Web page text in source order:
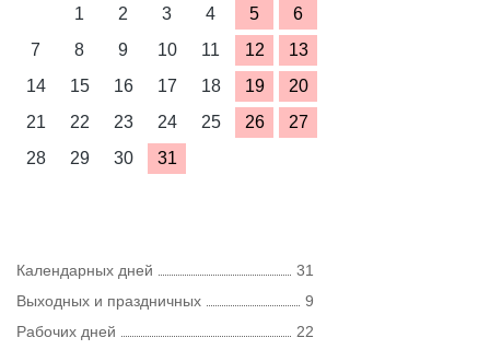
1
2 3 4 5
6
7
8 9 10 11 12
13
14
15 16 17 18 19
20
21
22 23 24 25 26
27
28
29 30 31
Календарных дней
31
Выходных и праздничных
9
Рабочих дней
22